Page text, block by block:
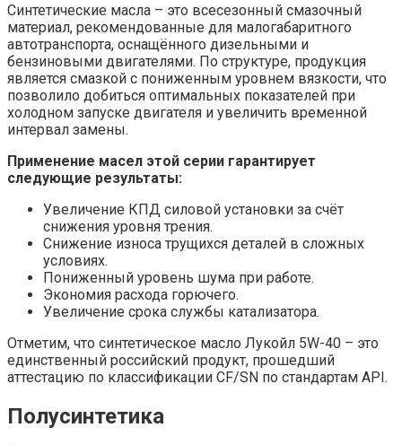
Синтетические масла – это всесезонный смазочный
материал, рекомендованные для малогабаритного
автотранспорта, оснащённого дизельными и
бензиновыми двигателями. По структуре, продукция
является смазкой с пониженным уровнем вязкости, что
позволило добиться оптимальных показателей при
холодном запуске двигателя и увеличить временной
интервал замены.
Применение масел этой серии гарантирует
следующие результаты:
Увеличение КПД силовой установки за счёт
снижения уровня трения.
Снижение износа трущихся деталей в сложных
условиях.
Пониженный уровень шума при работе.
Экономия расхода горючего.
Увеличение срока службы катализатора.
Отметим, что синтетическое масло Лукойл 5W-40 – это
единственный российский продукт, прошедший
аттестацию по классификации CF/SN по стандартам API.
Полусинтетика